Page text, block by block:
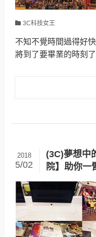
3C科技女王
不知不覺時間過得好
將到了要畢業的時刻
(3C)夢想中
院】助你一
2018
5/02